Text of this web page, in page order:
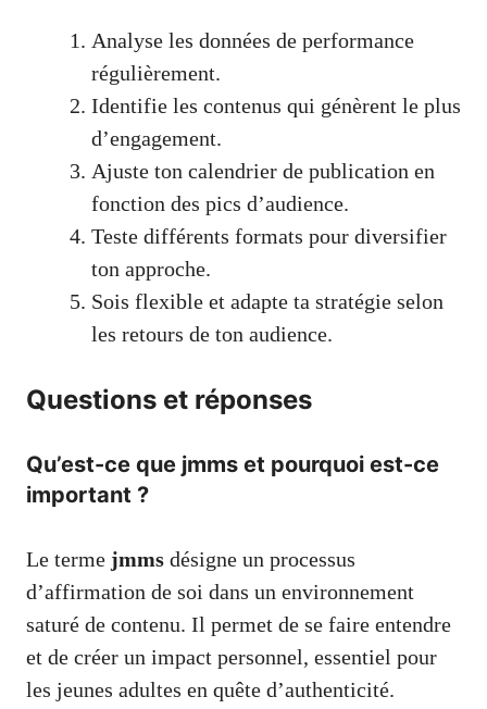
Analyse les données de performance
régulièrement.
Identifie les contenus qui génèrent le plus
d’engagement.
Ajuste ton calendrier de publication en
fonction des pics d’audience.
Teste différents formats pour diversifier
ton approche.
Sois flexible et adapte ta stratégie selon
les retours de ton audience.
Questions et réponses
Qu’est-ce que jmms et pourquoi est-ce
important ?
Le terme jmms désigne un processus
d’affirmation de soi dans un environnement
saturé de contenu. Il permet de se faire entendre
et de créer un impact personnel, essentiel pour
les jeunes adultes en quête d’authenticité.